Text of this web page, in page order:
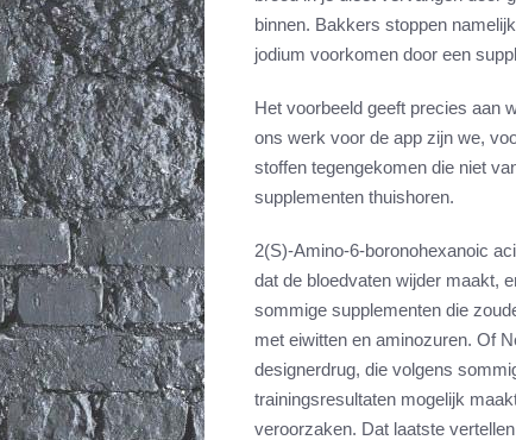
binnen. Bakkers stoppen
jodium voorkomen door een
Het voorbeeld geeft precies aan
ons werk voor de app zijn we,
stoffen tegengekomen die niet
supplementen thuishoren.
2(S)-Amino-6-boronohexanoic
dat de bloedvaten wijder maakt,
sommige supplementen die
met eiwitten en aminozuren. Of
designerdrug, die volgens
trainingsresultaten mogelijk
veroorzaken. Dat laatste